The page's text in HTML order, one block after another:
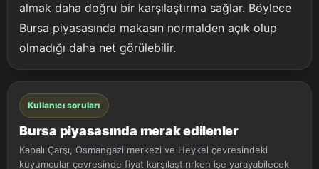
almak daha doğru bir karşılaştırma sağlar. Böylece
Bursa piyasasında makasın normalden açık olup
olmadığı daha net görülebilir.
Kullanıcı soruları
Bursa piyasasında merak edilenler
Kapalı Çarşı, Osmangazi merkezi ve Heykel çevresindeki
kuyumcular çevresinde fiyat karşılaştırırken işe yarayabilecek